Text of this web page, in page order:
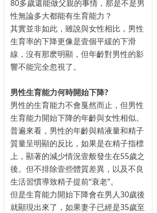
80多歲還能做父親的事情，那是不是男
性無論多大都能有生育能力？
其實並非如此，雖說與女性相比，男性
生育率的下降更像是壹個平緩的下滑
線，沒有那麽明顯，但年齡對男性的影
響不能完全忽視了。
男性生育能力何時開始下降?
男性的生育能力不會戛然而止，但男性
生育能力開始下降的年齡與女性相似。
普遍來看，男性的年齡與精液量和精子
質量呈明顯的反比，如果是在精子指標
上，顯著的減少情況壹般發生在55歲之
後。但不排除壹些體質差異，以及不良
生活習慣導致精子提前“衰老”。
但是生育能力開始下降會在男人30歲後
就顯現出來了，如果妻子已經是35歲至